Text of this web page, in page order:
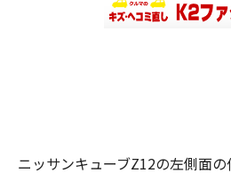
ニッサンキューブZ12の左側面